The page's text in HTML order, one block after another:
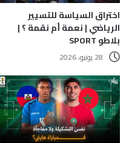
اختراق السياسة للتسيير
الرياضي | نعمة أم نقمة ؟ |
بلاطو SPORT
28 يونيو، 2026